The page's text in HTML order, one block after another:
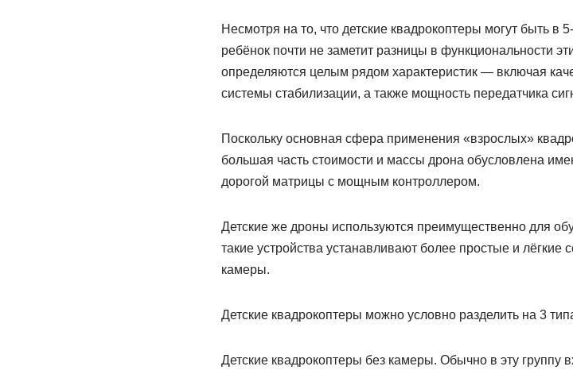
Несмотря на то, что детские квадрокоптеры могут быть в
ребёнок почти не заметит разницы в функциональности
определяются целым рядом характеристик — включая
системы стабилизации, а также мощность передатчика
Поскольку основная сфера применения «взрослых»
большая часть стоимости и массы дрона обусловлена
дорогой матрицы с мощным контроллером.
Детские же дроны используются преимущественно для
такие устройства устанавливают более простые и лёгкие
камеры.
Детские квадрокоптеры можно условно разделить на 3
Детские квадрокоптеры без камеры. Обычно в эту